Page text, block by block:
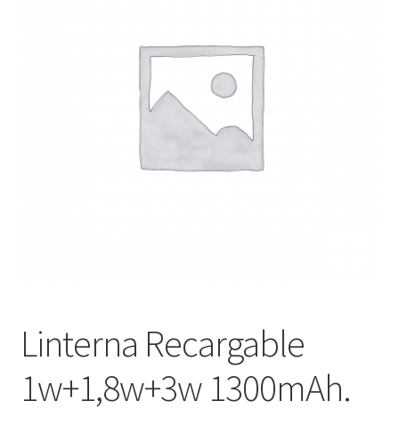
Linterna Recargable
1w+1,8w+3w 1300mAh.